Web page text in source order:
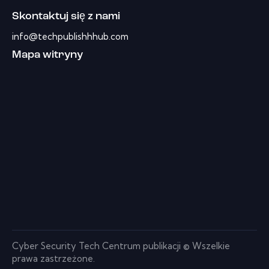
Skontaktuj się z nami
info@techpublishhhub.com
Mapa witryny
Cyber ​​Security Tech Centrum publikacji © Wszelkie
prawa zastrzeżone.